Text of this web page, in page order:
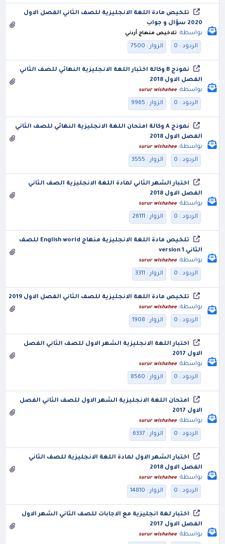
تلخيص مادة اللغة الانجليزية للصف الثاني الفصل الاول
2020 سؤال و جواب
بواسطة: تلاخيص منهاج أردني
الردود : 0 الزوار : 7500
نموذج B وكالة اختبار اللغة الانجليزية النهائي للصف الثاني
الفصل الاول 2018
بواسطة:surur wishahee
الردود : 0 الزوار : 9965
نموذج A وكالة امتحان اللغة الانجليزية النهائي للصف الثاني
الفصل الاول 2018
بواسطة:surur wishahee
الردود : 0 الزوار : 3555
اختبار الشهر الثاني لمادة اللغة الانجليزية الصف الثاني
الفصل الاول 2018
بواسطة:surur wishahee
الردود : 0 الزوار : 26111
تلخيص مادة اللغة الانجليزية منهاج English world للصف
الثاني version 1
بواسطة:surur wishahee
الردود : 0 الزوار : 3311
تلخيص مادة اللغة الانجليزية للصف الثاني الفصل الاول 2019
بواسطة:surur wishahee
الردود : 0 الزوار : 1908
اختبار اللغة الانجليزية الشهر الاول للصف الثاني الفصل
الاول 2017
بواسطة:surur wishahee
الردود : 0 الزوار : 8560
امتحان اللغة الانجليزية الشهر الاول للصف الثاني الفصل
الاول 2017
بواسطة:surur wishahee
الردود : 0 الزوار : 6337
اختبار الشهر الاول لمادة اللغة الانجليزية للصف الثاني
الفصل الاول 2018
بواسطة:surur wishahee
الردود : 0 الزوار : 14810
اختبار لغة انجليزية مع الاجابات للصف الثاني الشهر الاول
الفصل الاول 2017
بواسطة:surur wishahee